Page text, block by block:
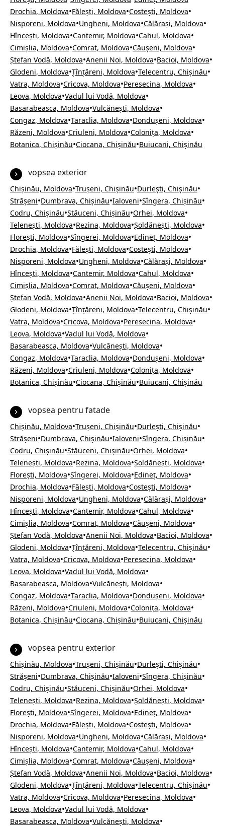
Drochia, Moldova•Fălești, Moldova•Costești, Moldova•
Nisporeni, Moldova•Ungheni, Moldova•Călărași, Moldova•
Hîncești, Moldova•Cantemir, Moldova•Cahul, Moldova•
Cimișlia, Moldova•Comrat, Moldova•Căușeni, Moldova•
Ștefan Vodă, Moldova•Anenii Noi, Moldova•Bacioi, Moldova•
Glodeni, Moldova•Țînțăreni, Moldova•Telecentru, Chișinău•
Vatra, Moldova•Cricova, Moldova•Peresecina, Moldova•
Leova, Moldova•Vadul lui Vodă, Moldova•
Basarabeasca, Moldova•Vulcănești, Moldova•
Congaz, Moldova•Taraclia, Moldova•Dondușeni, Moldova•
Răzeni, Moldova•Criuleni, Moldova•Colonița, Moldova•
Botanica, Chișinău•Ciocana, Chișinău•Buiucani, Chișinău
vopsea exterior
Chișinău, Moldova•Trușeni, Chișinău•Durlești, Chișinău•
Strășeni•Dumbrava, Chișinău•Ialoveni•Sîngera, Chișinău•
Codru, Chișinău•Stăuceni, Chișinău•Orhei, Moldova•
Telenești, Moldova•Rezina, Moldova•Șoldănești, Moldova•
Florești, Moldova•Sîngerei, Moldova•Edineț, Moldova•
Drochia, Moldova•Fălești, Moldova•Costești, Moldova•
Nisporeni, Moldova•Ungheni, Moldova•Călărași, Moldova•
Hîncești, Moldova•Cantemir, Moldova•Cahul, Moldova•
Cimișlia, Moldova•Comrat, Moldova•Căușeni, Moldova•
Ștefan Vodă, Moldova•Anenii Noi, Moldova•Bacioi, Moldova•
Glodeni, Moldova•Țînțăreni, Moldova•Telecentru, Chișinău•
Vatra, Moldova•Cricova, Moldova•Peresecina, Moldova•
Leova, Moldova•Vadul lui Vodă, Moldova•
Basarabeasca, Moldova•Vulcănești, Moldova•
Congaz, Moldova•Taraclia, Moldova•Dondușeni, Moldova•
Răzeni, Moldova•Criuleni, Moldova•Colonița, Moldova•
Botanica, Chișinău•Ciocana, Chișinău•Buiucani, Chișinău
vopsea pentru fatade
Chișinău, Moldova•Trușeni, Chișinău•Durlești, Chișinău•
Strășeni•Dumbrava, Chișinău•Ialoveni•Sîngera, Chișinău•
Codru, Chișinău•Stăuceni, Chișinău•Orhei, Moldova•
Telenești, Moldova•Rezina, Moldova•Șoldănești, Moldova•
Florești, Moldova•Sîngerei, Moldova•Edineț, Moldova•
Drochia, Moldova•Fălești, Moldova•Costești, Moldova•
Nisporeni, Moldova•Ungheni, Moldova•Călărași, Moldova•
Hîncești, Moldova•Cantemir, Moldova•Cahul, Moldova•
Cimișlia, Moldova•Comrat, Moldova•Căușeni, Moldova•
Ștefan Vodă, Moldova•Anenii Noi, Moldova•Bacioi, Moldova•
Glodeni, Moldova•Țînțăreni, Moldova•Telecentru, Chișinău•
Vatra, Moldova•Cricova, Moldova•Peresecina, Moldova•
Leova, Moldova•Vadul lui Vodă, Moldova•
Basarabeasca, Moldova•Vulcănești, Moldova•
Congaz, Moldova•Taraclia, Moldova•Dondușeni, Moldova•
Răzeni, Moldova•Criuleni, Moldova•Colonița, Moldova•
Botanica, Chișinău•Ciocana, Chișinău•Buiucani, Chișinău
vopsea pentru exterior
Chișinău, Moldova•Trușeni, Chișinău•Durlești, Chișinău•
Strășeni•Dumbrava, Chișinău•Ialoveni•Sîngera, Chișinău•
Codru, Chișinău•Stăuceni, Chișinău•Orhei, Moldova•
Telenești, Moldova•Rezina, Moldova•Șoldănești, Moldova•
Florești, Moldova•Sîngerei, Moldova•Edineț, Moldova•
Drochia, Moldova•Fălești, Moldova•Costești, Moldova•
Nisporeni, Moldova•Ungheni, Moldova•Călărași, Moldova•
Hîncești, Moldova•Cantemir, Moldova•Cahul, Moldova•
Cimișlia, Moldova•Comrat, Moldova•Căușeni, Moldova•
Ștefan Vodă, Moldova•Anenii Noi, Moldova•Bacioi, Moldova•
Glodeni, Moldova•Țînțăreni, Moldova•Telecentru, Chișinău•
Vatra, Moldova•Cricova, Moldova•Peresecina, Moldova•
Leova, Moldova•Vadul lui Vodă, Moldova•
Basarabeasca, Moldova•Vulcănești, Moldova•